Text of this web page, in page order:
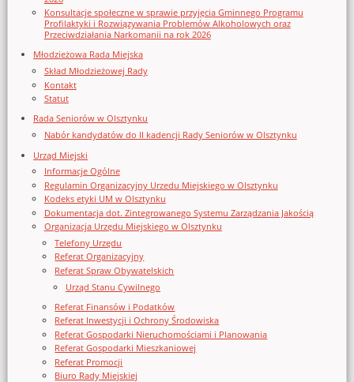
Konsultacje społeczne w sprawie przyjęcia Gminnego Programu
Profilaktyki i Rozwiązywania Problemów Alkoholowych oraz
Przeciwdziałania Narkomanii na rok 2026
Młodzieżowa Rada Miejska
Skład Młodzieżowej Rady
Kontakt
Statut
Rada Seniorów w Olsztynku
Nabór kandydatów do II kadencji Rady Seniorów w Olsztynku
Urząd Miejski
Informacje Ogólne
Regulamin Organizacyjny Urzedu Miejskiego w Olsztynku
Kodeks etyki UM w Olsztynku
Dokumentacja dot. Zintegrowanego Systemu Zarządzania Jakością
Organizacja Urzędu Miejskiego w Olsztynku
Telefony Urzędu
Referat Organizacyjny
Referat Spraw Obywatelskich
Urząd Stanu Cywilnego
Referat Finansów i Podatków
Referat Inwestycji i Ochrony Środowiska
Referat Gospodarki Nieruchomościami i Planowania
Referat Gospodarki Mieszkaniowej
Referat Promocji
Biuro Rady Miejskiej